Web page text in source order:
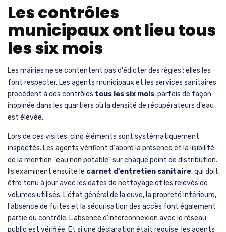
Les contrôles
municipaux ont lieu tous
les six mois
Les mairies ne se contentent pas d'édicter des règles : elles les
font respecter. Les agents municipaux et les services sanitaires
procèdent à des contrôles tous les six mois, parfois de façon
inopinée dans les quartiers où la densité de récupérateurs d'eau
est élevée.
Lors de ces visites, cinq éléments sont systématiquement
inspectés. Les agents vérifient d'abord la présence et la lisibilité
de la mention "eau non potable" sur chaque point de distribution.
Ils examinent ensuite le carnet d'entretien sanitaire, qui doit
être tenu à jour avec les dates de nettoyage et les relevés de
volumes utilisés. L'état général de la cuve, la propreté intérieure,
l'absence de fuites et la sécurisation des accès font également
partie du contrôle. L'absence d'interconnexion avec le réseau
public est vérifiée. Et si une déclaration était requise, les agents